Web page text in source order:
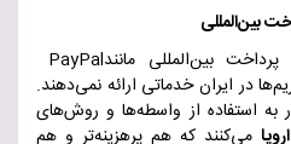
بین‌المللی
بین‌المللی مانندPayPal
در ایران خدماتی ارائه نمی‌دهند.
به استفاده از واسطه‌ها و روش‌های
می‌کنند که هم پرهزینه‌تر و هم